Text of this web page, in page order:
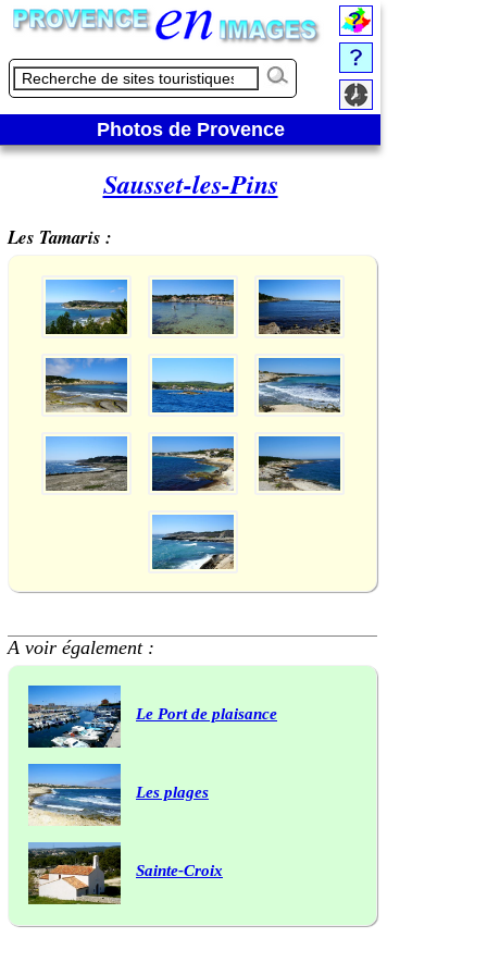
Photos de Provence
Sausset-les-Pins
Les Tamaris :
A voir également :
Le Port de plaisance
Les plages
Sainte-Croix